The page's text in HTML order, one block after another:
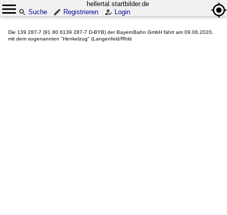
hellertal.startbilder.de
Suche
Registrieren Login
Die 139 287-7 (91 80 6139 287-7 D-BYB) der BayernBahn GmbH fährt am 09.06.2020,
mit dem sogenannten "Henkelzug" (Langenfeld/Rhld